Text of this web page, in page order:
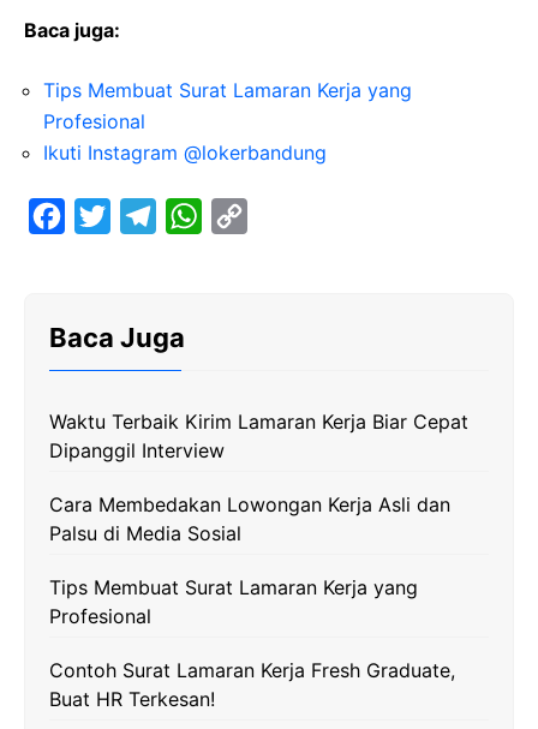
Baca juga:
Tips Membuat Surat Lamaran Kerja yang
Profesional
Ikuti Instagram @lokerbandung
o
k
r
g
a
W
p
n
Baca Juga
Waktu Terbaik Kirim Lamaran Kerja Biar Cepat
Dipanggil Interview
Cara Membedakan Lowongan Kerja Asli dan
Palsu di Media Sosial
Tips Membuat Surat Lamaran Kerja yang
Profesional
Contoh Surat Lamaran Kerja Fresh Graduate,
Buat HR Terkesan!